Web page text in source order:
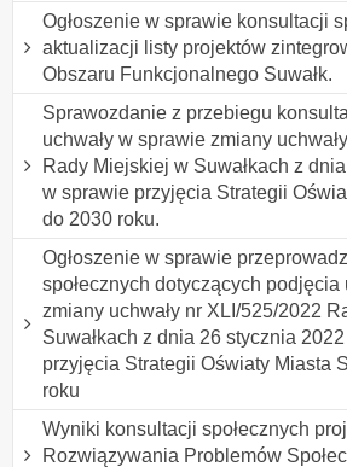
Ogłoszenie w sprawie konsultacji
aktualizacji listy projektów
Obszaru Funkcjonalnego Suwałk.
Sprawozdanie z przebiegu
uchwały w sprawie zmiany
Rady Miejskiej w Suwałkach z
w sprawie przyjęcia Strategii
do 2030 roku.
Ogłoszenie w sprawie
społecznych dotyczących podjęcia
zmiany uchwały nr XLI/525/2022
Suwałkach z dnia 26 stycznia
przyjęcia Strategii Oświaty Miasta
roku
Wyniki konsultacji społecznych
Rozwiązywania Problemów